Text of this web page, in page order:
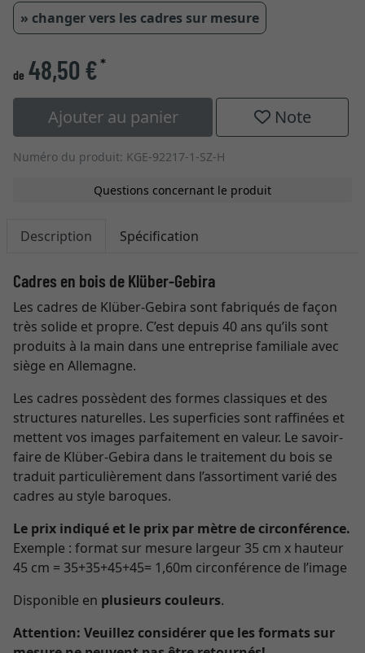
» changer vers les cadres sur mesure
de 48,50 €*
Ajouter au panier Note
Numéro du produit: KGE-92217-1-SZ-H
Questions concernant le produit
Description Spécification
Cadres en bois de Klüber-Gebira
Les cadres de Klüber-Gebira sont fabriqués de façon
très solide et propre. C’est depuis 40 ans qu’ils sont
produits à la main dans une entreprise familiale avec
siège en Allemagne.
Les cadres possèdent des formes classiques et des
structures naturelles. Les superficies sont raffinées et
mettent vos images parfaitement en valeur. Le savoir-
faire de Klüber-Gebira dans le traitement du bois se
traduit particulièrement dans l’assortiment varié des
cadres au style baroques.
Le prix indiqué et le prix par mètre de circonférence.
Exemple : format sur mesure largeur 35 cm x hauteur
45 cm = 35+35+45+45= 1,60m circonférence de l’image
Disponible en plusieurs couleurs.
Attention: Veuillez considérer que les formats sur